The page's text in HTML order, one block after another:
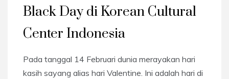
Black Day di Korean Cultural
Center Indonesia
Pada tanggal 14 Februari dunia merayakan hari
kasih sayang alias hari Valentine. Ini adalah hari di